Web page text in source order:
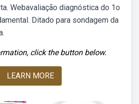
Webavaliação diagnóstica do 1o
Ditado para sondagem da
click the button below.
LEARN MORE